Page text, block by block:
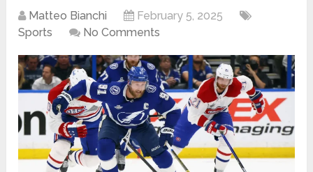
Matteo Bianchi
February 5, 2025
Sports
No Comments